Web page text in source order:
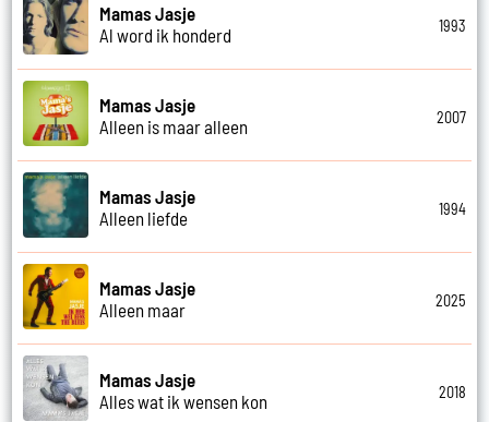
Mamas Jasje
Al word ik honderd
1993
Mamas Jasje
Alleen is maar alleen
2007
Mamas Jasje
Alleen liefde
1994
Mamas Jasje
Alleen maar
2025
Mamas Jasje
Alles wat ik wensen kon
2018